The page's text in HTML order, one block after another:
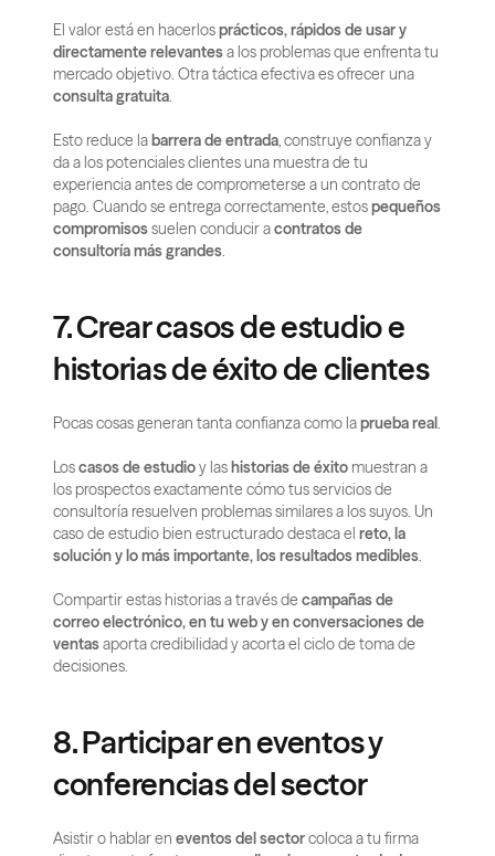
El valor está en hacerlos prácticos, rápidos de usar y
directamente relevantes a los problemas que enfrenta tu
consulta gratuita.
Esto reduce la barrera de entrada, construye confianza y
da a los potenciales clientes una muestra de tu
experiencia antes de comprometerse a un contrato de
pago. Cuando se entrega correctamente, estos pequeños
compromisos suelen conducir a contratos de
consultoría más grandes.
7. Crear casos de estudio e
historias de éxito de clientes
Pocas cosas generan tanta confianza como la prueba real.
Los casos de estudio y las historias de éxito muestran a
los prospectos exactamente cómo tus servicios de
consultoría resuelven problemas similares a los suyos. Un
caso de estudio bien estructurado destaca el reto, la
solución y lo más importante, los resultados medibles.
Compartir estas historias a través de campañas de
correo electrónico, en tu web y en conversaciones de
ventas aporta credibilidad y acorta el ciclo de toma de
decisiones.
8. Participar en eventos y
conferencias del sector
Asistir o hablar en eventos del sector coloca a tu firma